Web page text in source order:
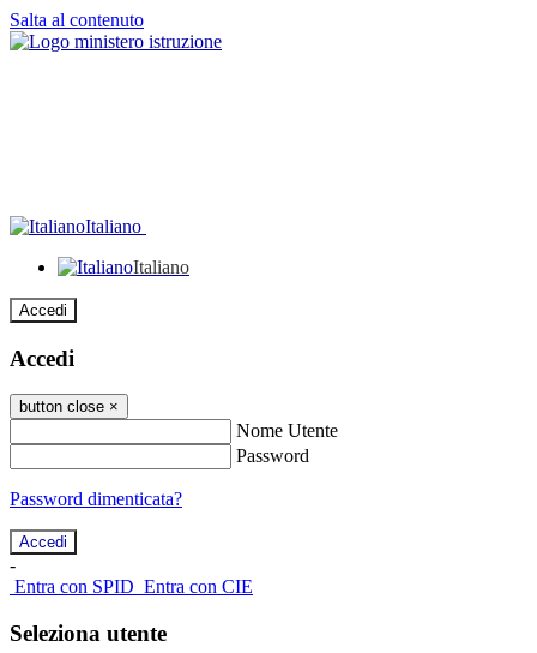
Salta al contenuto
Italiano
Italiano
Accedi
Accedi
button close ×
Nome Utente
Password
Password dimenticata?
-
Entra con SPID Entra con CIE
Seleziona utente